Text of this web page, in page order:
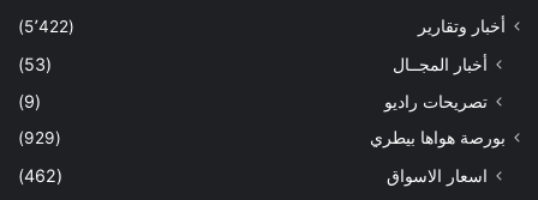
أخبار وتقارير
(5٬422)
أخبار المجــال
(53)
تصريحات راديو
(9)
بورصة هواها بيطري (929)
اسعار الاسواق
(462)